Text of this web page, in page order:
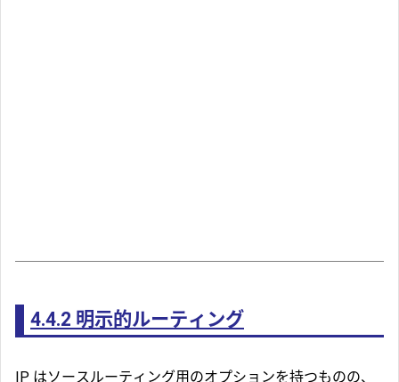
4.4.2 明示的ルーティング
IP はソースルーティング用のオプションを持つものの、